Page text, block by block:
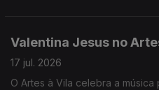
Valentina Jesus no
17 jul. 2026
O Artes à Vila celebra a música